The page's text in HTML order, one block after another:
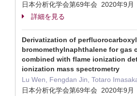
日本分析化学会第69年会 2020年9月
詳細を見る
Derivatization of
bromomethylnaphthalene for gas
combined with flame ionization
ionization mass spectrometry
Lu Wen, Fengdan Jin, Totaro
日本分析化学会第69年会 2020年9月